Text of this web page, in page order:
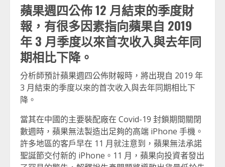
蘋果週四公佈 12 月結束的季度財
報，有很多因素指向蘋果自 2019
年 3 月季度以來首次收入與去年同
期相比下降。
分析師預計蘋果週四公佈財報時，將出現自 2019 年
3 月結束的季度以來的首次收入與去年同期相比下
降。
當其在中國的主要裝配廠在 Covid-19 封鎖期間關閉
數週時，蘋果無法製造出足夠的高端 iPhone 手機。
許多地區的客戶早在 11 月就注意到，蘋果無法承諾
聖誕節交付新的 iPhone。11 月，蘋果向投資者發出